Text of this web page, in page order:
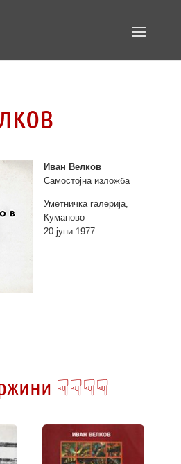
Иван Велков
Самостојна изложба
Уметничка галерија,
Куманово
20 јуни 1977
☟☟☟☟